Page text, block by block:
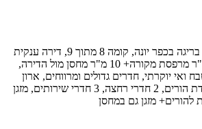
דירת 4 חדרים בפרוייקט בריגה בכפר יונה, קומה 8 מתוך 9, דירה ענקית
בנויה כ-120 מ"ר + 20 מ"ר מרפסת מקורה+ 10 מ"ר מחסן מול הדירה,
יוקרתי, חדרים גדולים ומרווחים, ארון
קיר של 8*8 דלתות ביחידת הורים, 2 חדרי רחצה, 3 חדרי שירותים, מזגן
להורים+ מזגן גם במחסן